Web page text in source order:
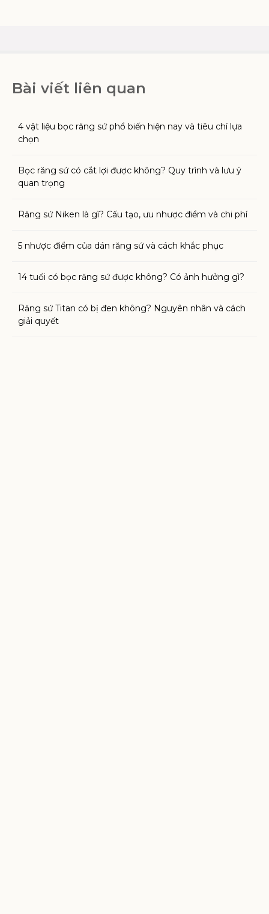
Bài viết liên quan
4 vật liệu bọc răng sứ phổ biến hiện nay và tiêu chí lựa
chọn
Bọc răng sứ có cắt lợi được không? Quy trình và lưu ý
quan trọng
Răng sứ Niken là gì? Cấu tạo, ưu nhược điểm và chi phí
5 nhược điểm của dán răng sứ và cách khắc phục
14 tuổi có bọc răng sứ được không? Có ảnh hưởng gì?
Răng sứ Titan có bị đen không? Nguyên nhân và cách
giải quyết